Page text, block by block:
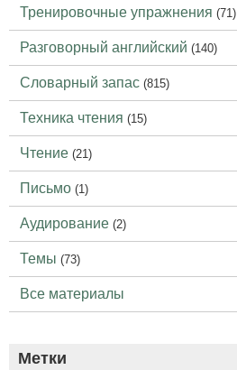
Тренировочные упражнения (71)
Разговорный английский (140)
Словарный запас (815)
Техника чтения (15)
Чтение (21)
Письмо (1)
Аудирование (2)
Темы (73)
Все материалы
Метки